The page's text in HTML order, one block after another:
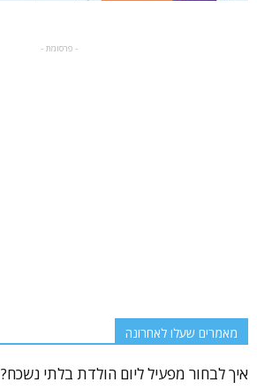
- פרסומת -
מאמרים שעלו לאחרונה
איך לבחור מפעיל ליום הולדת בלתי נשכח?